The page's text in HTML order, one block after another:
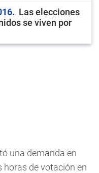
Las elecciones
se viven por
una demanda en
horas de votación en